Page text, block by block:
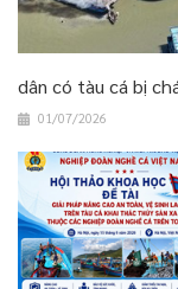
dân có tàu cá bị
01/07/2026